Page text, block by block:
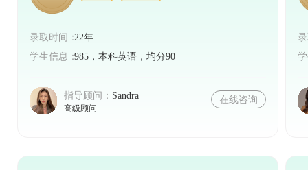
录取时间：22年
学生信息：985，本科英语，均分90
指导顾问： Sandra
高级顾问
在线咨询